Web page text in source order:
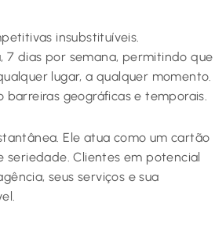
insubstituíveis.
7 dias por semana, permitindo que
lugar, a qualquer momento.
barreiras geográficas e temporais.
Ele atua como um cartão
seriedade. Clientes em potencial
seus serviços e sua